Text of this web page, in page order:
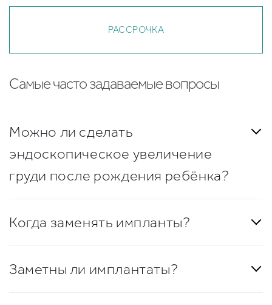
РАССРОЧКА
Самые часто задаваемые вопросы
Можно ли сделать
эндоскопическое увеличение
груди после рождения ребёнка?
Когда заменять импланты?
Заметны ли имплантаты?